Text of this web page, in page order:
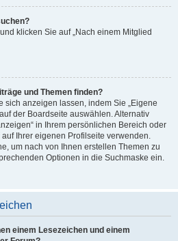
klicken Sie auf „Nach einem Mitglied
und Themen finden?
sich anzeigen lassen, indem Sie „Eigene
der Boardseite auswählen. Alternativ
in Ihrem persönlichen Bereich oder
auf Ihrer eigenen Profilseite verwenden.
um nach von Ihnen erstellen Themen zu
Optionen in die Suchmaske ein.
einem Lesezeichen und einem